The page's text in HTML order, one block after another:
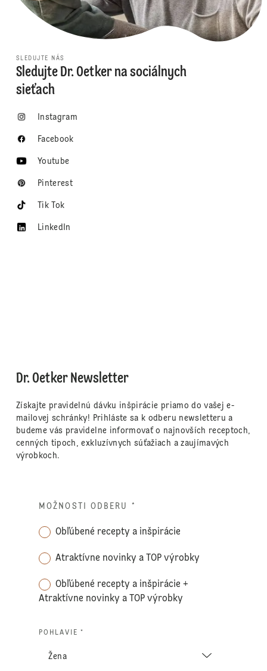
SLEDUJTE NÁS
Sledujte Dr. Oetker na sociálnych
sieťach
Instagram
Facebook
Youtube
Pinterest
Tik Tok
LinkedIn
Dr. Oetker Newsletter
Získajte pravidelnú dávku inšpirácie priamo do vašej e-
mailovej schránky! Prihláste sa k odberu newsletteru a
budeme vás pravidelne informovať o najnovších receptoch,
cenných tipoch, exkluzívnych súťažiach a zaujímavých
výrobkoch.
MOŽNOSTI ODBERU *
Obľúbené recepty a inšpirácie
Atraktívne novinky a TOP výrobky
Obľúbené recepty a inšpirácie +
Atraktívne novinky a TOP výrobky
POHLAVIE *